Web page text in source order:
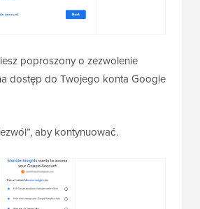
poproszony o zezwolenie
dostęp do Twojego konta Google
aby kontynuować.